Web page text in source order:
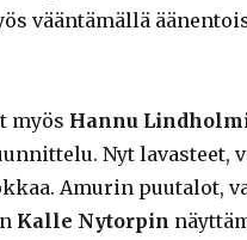
vääntämällä
myös Hannu
Nyt lavasteet,
Amurin puutalot,
Kalle Nytorpin